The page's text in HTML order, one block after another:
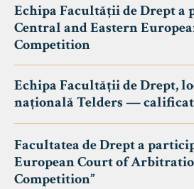
Echipa Facultății de Drept a
Central and Eastern
Competition
Echipa Facultății de Drept,
națională Telders —
Facultatea de Drept a
European Court of
Competition”